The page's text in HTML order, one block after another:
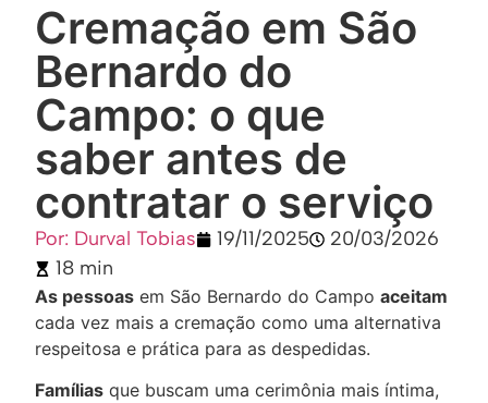
Cremação em São
Bernardo do
Campo: o que
saber antes de
contratar o serviço
Por: Durval Tobias 19/11/2025
20/03/2026
18 min
As pessoas em São Bernardo do Campo aceitam
cada vez mais a cremação como uma alternativa
respeitosa e prática para as despedidas.
Famílias que buscam uma cerimônia mais íntima,